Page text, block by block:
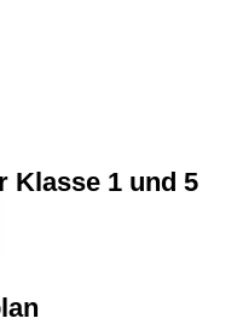
Klasse 1 und 5